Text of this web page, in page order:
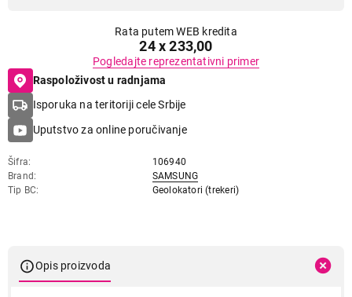
Rata putem WEB kredita
24 x 233,00
Pogledajte reprezentativni primer
Raspoloživost u radnjama
Isporuka na teritoriji cele Srbije
Uputstvo za online poručivanje
Šifra
106940
Brand
SAMSUNG
Tip BC
Geolokatori (trekeri)
Opis proizvoda